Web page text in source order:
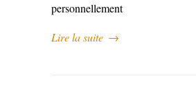
personnellement
Lire la suite →